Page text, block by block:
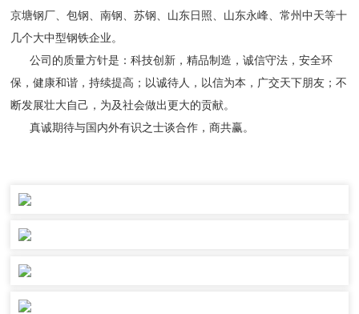
京塘钢厂、包钢、南钢、苏钢、山东日照、山东永峰、常州中天等十
几个大中型钢铁企业。
公司的质量方针是：科技创新，精品制造，诚信守法，安全环
保，健康和谐，持续提高；以诚待人，以信为本，广交天下朋友；不
断发展壮大自己，为及社会做出更大的贡献。
真诚期待与国内外有识之士谈合作，商共赢。